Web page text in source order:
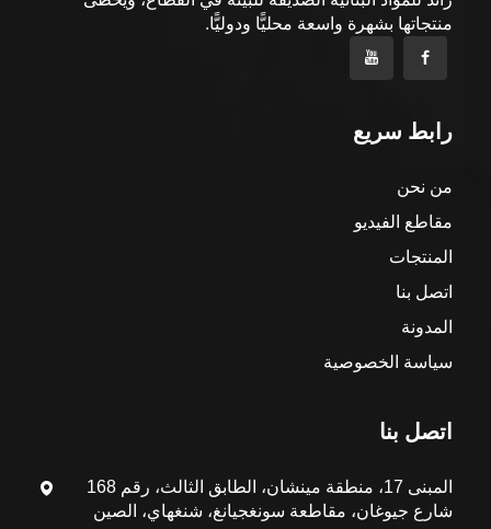
منتجاتها بشهرة واسعة محليًّا ودوليًّا.
رابط سريع
من نحن
مقاطع الفيديو
المنتجات
اتصل بنا
المدونة
سياسة الخصوصية
اتصل بنا
المبنى 17، منطقة مينشان، الطابق الثالث، رقم 168
شارع جيوغان، مقاطعة سونغجيانغ، شنغهاي، الصين